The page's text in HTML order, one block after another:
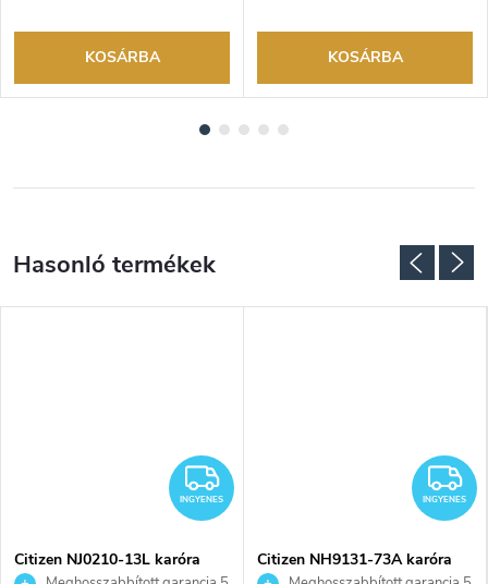
KOSÁRBA KOSÁRBA
INGYENES
INGYENES
Citizen NJ0210-13L karóra
INGYENES
Citizen NH9131-73A karóra